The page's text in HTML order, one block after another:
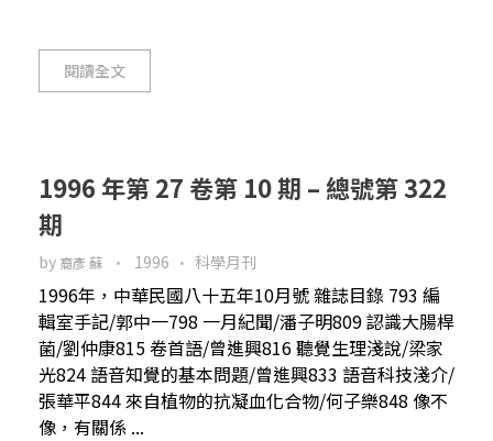
閱讀全文
1996 年第 27 卷第 10 期 – 總號第 322
期
by 裔彥 蘇 1996 科學月刊
1996年，中華民國八十五年10月號 雜誌目錄 793 編
輯室手記/郭中一798 一月紀聞/潘子明809 認識大腸桿
菌/劉仲康815 卷首語/曾進興816 聽覺生理淺說/梁家
光824 語音知覺的基本問題/曾進興833 語音科技淺介/
張華平844 來自植物的抗凝血化合物/何子樂848 像不
像，有關係 ...